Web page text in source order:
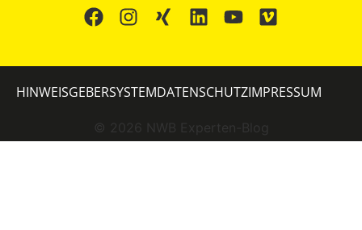
© 2026 NWB Experten-Blog
HINWEISGEBERSYSTEMDATENSCHUTZIMPRESSUM